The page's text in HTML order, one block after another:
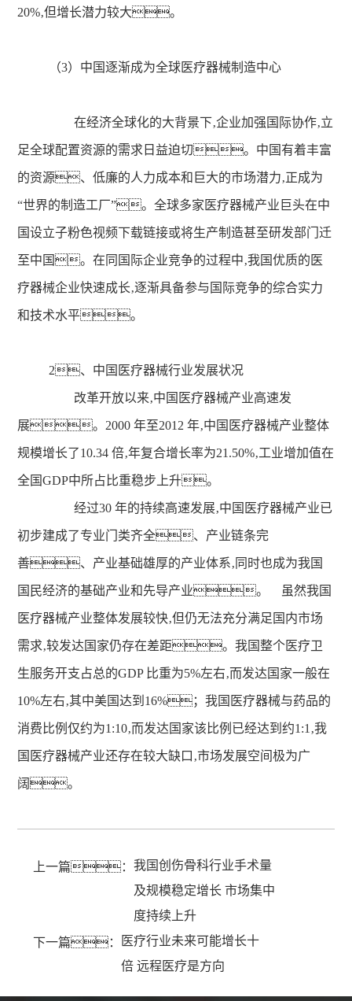
20%‚但增长潜力较大。
（3）中国逐渐成为全球医疗器械制造中心
在经济全球化的大背景下‚企业加强国际协作‚立
足全球配置资源的需求日益迫切。中国有着丰富
的资源、低廉的人力成本和巨大的市场潜力‚正成为
“世界的制造工厂”。全球多家医疗器械产业巨头在中
国设立子粉色视频下载链接或将生产制造甚至研发部门迁
至中国。在同国际企业竞争的过程中‚我国优质的医
疗器械企业快速成长‚逐渐具备参与国际竞争的综合实力
和技术水平。
2、中国医疗器械行业发展状况
改革开放以来‚中国医疗器械产业高速发
展。2000 年至2012 年‚中国医疗器械产业整体
规模增长了10.34 倍‚年复合增长率为21.50%‚工业增加值在
全国GDP中所占比重稳步上升。
经过30 年的持续高速发展‚中国医疗器械产业已
初步建成了专业门类齐全、产业链条完
善、产业基础雄厚的产业体系‚同时也成为我国
国民经济的基础产业和先导产业。 虽然我国
医疗器械产业整体发展较快‚但仍无法充分满足国内市场
需求‚较发达国家仍存在差距。我国整个医疗卫
生服务开支占总的GDP 比重为5%左右‚而发达国家一般在
10%左右‚其中美国达到16%；我国医疗器械与药品的
消费比例仅约为1:10‚而发达国家该比例已经达到约1:1‚我
国医疗器械产业还存在较大缺口‚市场发展空间极为广
阔。
上一篇：我国创伤骨科行业手术量
及规模稳定增长 市场集中
度持续上升
下一篇：
医疗行业未来可能增长十
倍 远程医疗是方向